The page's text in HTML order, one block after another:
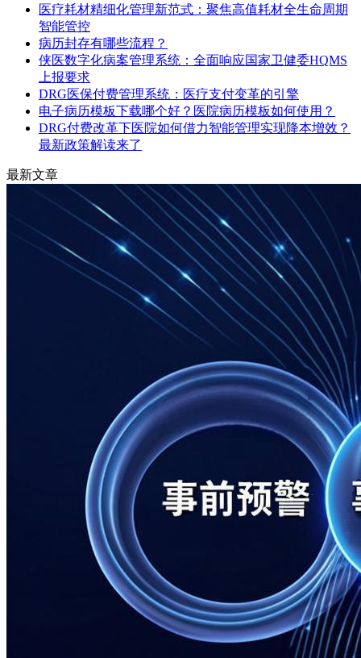
医疗耗材精细化管理新范式：聚焦高值耗材全生命周期
智能管控
病历封存有哪些流程？
侠医数字化病案管理系统：全面响应国家卫健委HQMS
上报要求
DRG医保付费管理系统：医疗支付变革的引擎
电子病历模板下载哪个好？医院病历模板如何使用？
DRG付费改革下医院如何借力智能管理实现降本增效？
最新政策解读来了
最新文章